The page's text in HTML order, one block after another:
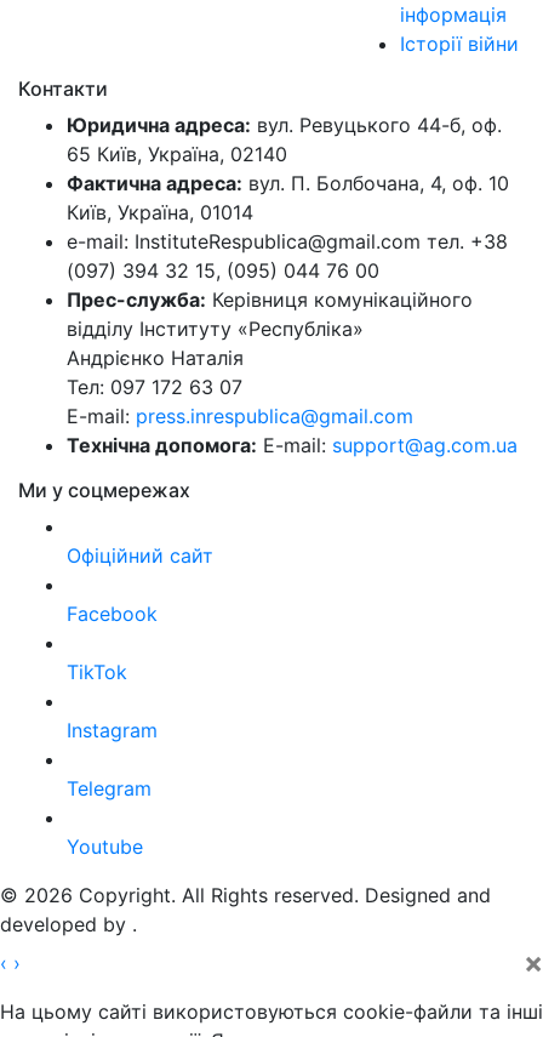
інформація
Історії війни
Контакти
Юридична адреса: вул. Ревуцького 44-б, оф.
65 Київ, Україна, 02140
Фактична адреса: вул. П. Болбочана, 4, оф. 10
Київ, Україна, 01014
e-mail: InstituteRespublica@gmail.com тел. +38
(097) 394 32 15, (095) 044 76 00
Прес-служба: Керівниця комунікаційного
відділу Інституту «Республіка»
Андрієнко Наталія
Тел: 097 172 63 07
E-mail: press.inrespublica@gmail.com
Технічна допомога: E-mail: support@ag.com.ua
Ми у соцмережах
Офіційний сайт
Facebook
TikTok
Instagram
Telegram
Youtube
© 2026 Copyright. All Rights reserved. Designed and
developed by .
‹ › ×
На цьому сайті використовуються cookie-файли та інші